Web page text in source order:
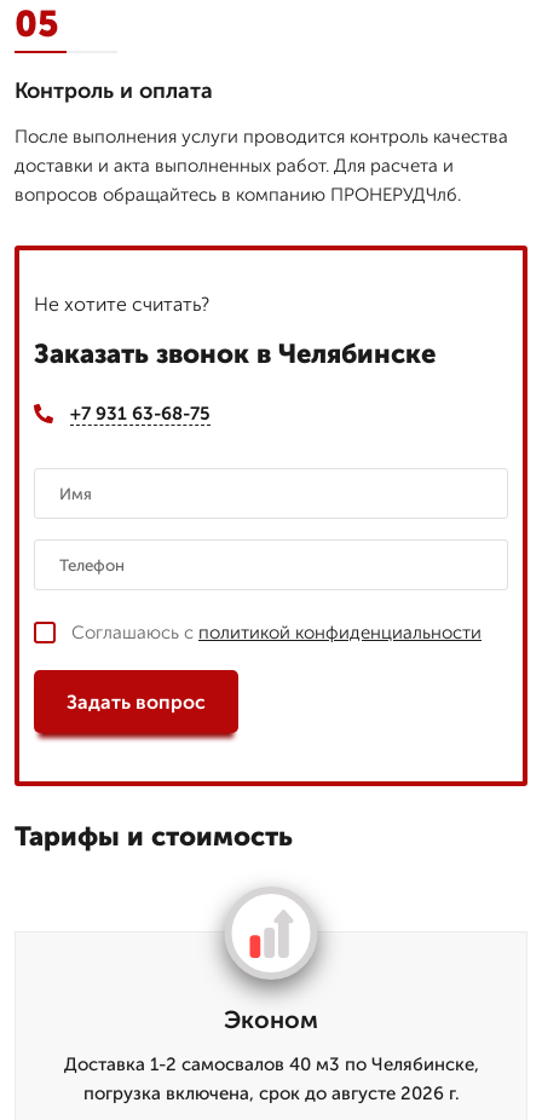
05
Контроль и оплата
После выполнения услуги проводится контроль качества
доставки и акта выполненных работ. Для расчета и
вопросов обращайтесь в компанию ПРОНЕРУДЧлб.
Не хотите считать?
Заказать звонок в Челябинске
+7 931 63-68-75
Соглашаюсь с политикой конфиденциальности
Задать вопрос
Тарифы и стоимость
Эконом
Доставка 1-2 самосвалов 40 м3 по Челябинске,
погрузка включена, срок до августе 2026 г.